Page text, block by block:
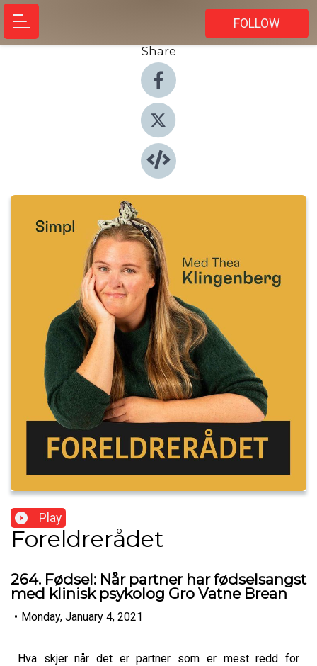
FOLLOW
Share
Play
Foreldrerådet
264. Fødsel: Når partner har fødselsangst
med klinisk psykolog Gro Vatne Brean
• Monday, January 4, 2021
Hva skjer når det er partner som er mest redd for